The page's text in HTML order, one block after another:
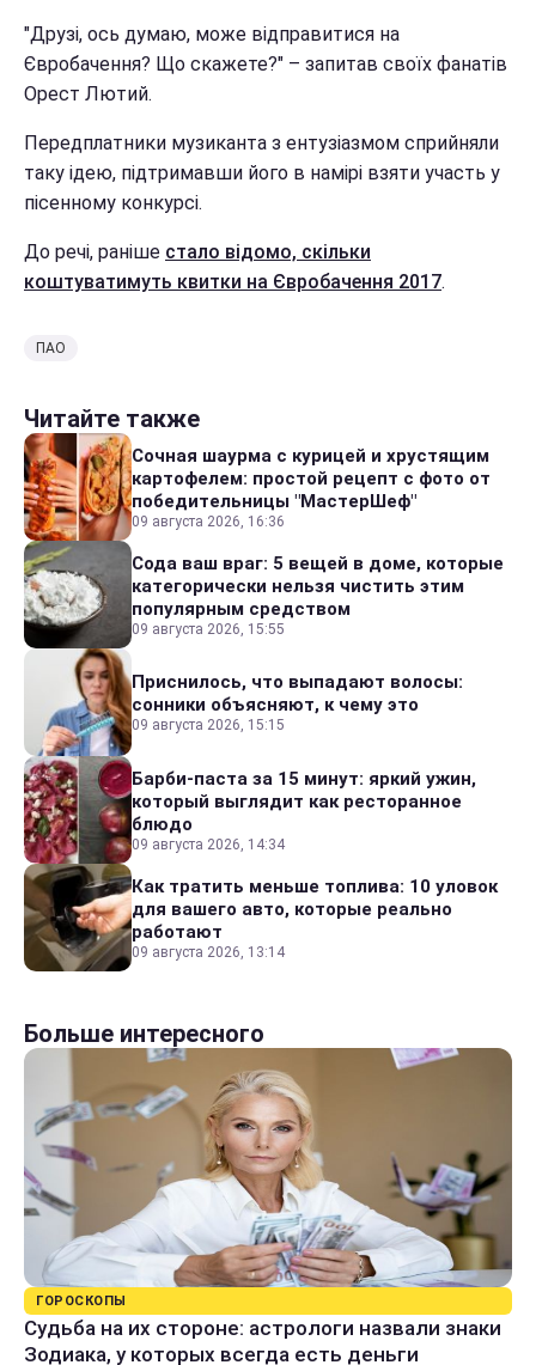
"Друзі, ось думаю, може відправитися на
Євробачення? Що скажете?" – запитав своїх фанатів
Орест Лютий.
Передплатники музиканта з ентузіазмом сприйняли
таку ідею, підтримавши його в намірі взяти участь у
пісенному конкурсі.
До речі, раніше стало відомо, скільки
коштуватимуть квитки на Євробачення 2017.
ПАО
Читайте также
Сочная шаурма с курицей и хрустящим
картофелем: простой рецепт с фото от
победительницы "МастерШеф"
09 августа 2026, 16:36
Сода ваш враг: 5 вещей в доме, которые
категорически нельзя чистить этим
популярным средством
09 августа 2026, 15:55
Приснилось, что выпадают волосы:
сонники объясняют, к чему это
09 августа 2026, 15:15
Барби-паста за 15 минут: яркий ужин,
который выглядит как ресторанное
блюдо
09 августа 2026, 14:34
Как тратить меньше топлива: 10 уловок
для вашего авто, которые реально
работают
09 августа 2026, 13:14
Больше интересного
ГОРОСКОПЫ
Судьба на их стороне: астрологи назвали знаки
Зодиака, у которых всегда есть деньги